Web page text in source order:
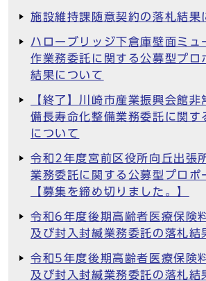
施設維持課随意契約の落札結果
ハローブリッジ下倉庫壁面ミュ
作業務委託に関する公募型プロ
結果について
【終了】川崎市産業振興会館
備長寿命化整備業務委託に関す
について
令和2年度宮前区役所向丘出張
業務委託に関する公募型プロポ
【募集を締め切りました。】
令和6年度後期高齢者医療保険
及び封入封緘業務委託の落札結
令和5年度後期高齢者医療保険
及び封入封緘業務委託の落札結